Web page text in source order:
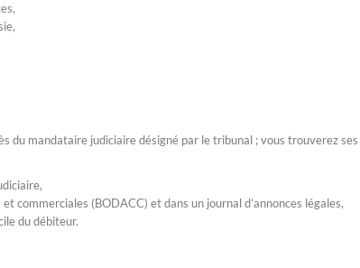
du mandataire judiciaire désigné par le tribunal ; vous trouverez ses
commerciales (BODACC) et dans un journal d’annonces légales,
du débiteur.